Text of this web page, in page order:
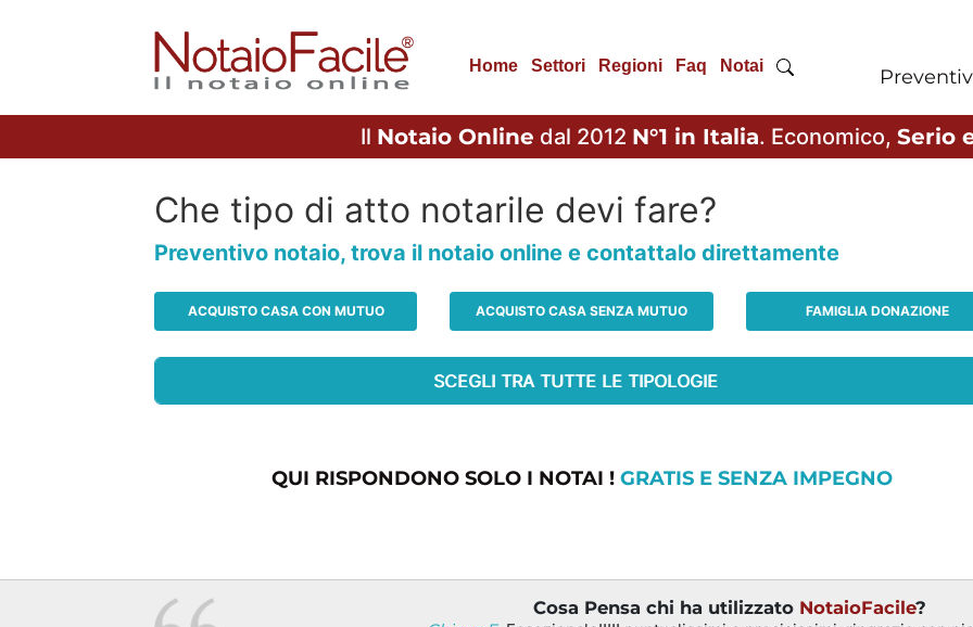
Home Settori Regioni Faq Notai
Il Notaio Online dal 2012 N°1 in Italia. Economico, Serio
Che tipo di atto notarile devi fare?
Preventivo notaio, trova il notaio online e contattalo direttamente
ACQUISTO CASA CON MUTUO ACQUISTO CASA SENZA MUTUO FAMIGLIA DONAZIONE
QUI RISPONDONO SOLO I NOTAI ! GRATIS E SENZA IMPEGNO
Cosa Pensa chi ha utilizzato NotaioFacile?